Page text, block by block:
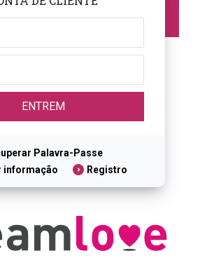
Palavra-Passe
informação
Registro